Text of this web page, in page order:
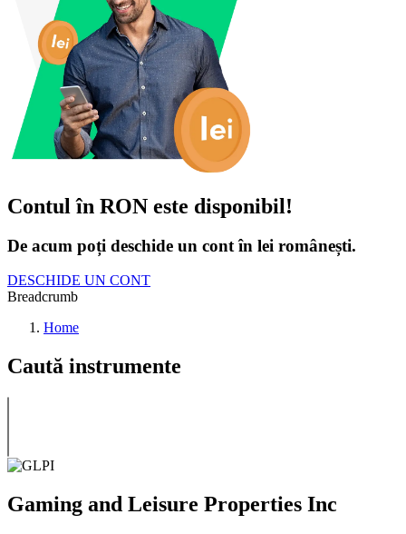
Contul în RON este disponibil!
De acum poți deschide un cont în lei românești.
DESCHIDE UN CONT
Breadcrumb
Home
Caută instrumente
Gaming and Leisure Properties Inc